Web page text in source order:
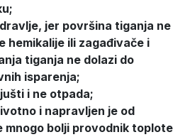
jer površina tiganja ne
hemikalije ili zagađivače i
tiganja ne dolazi do
isparenja;
i ne otpada;
i napravljen je od
mnogo bolji provodnik toplote